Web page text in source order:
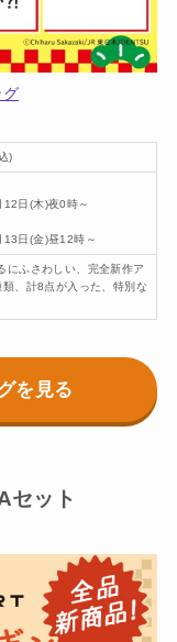
グ
)
日(木)夜0時～
日(金)昼12時～
にふさわしい、完全新作ア
類、計8点が入った、特別な
を見る
ット